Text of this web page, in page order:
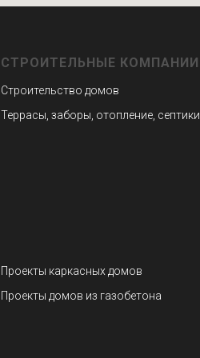
СТРОИТЕЛЬНЫЕ КОМПАНИИ
Строительство домов
Террасы, заборы, отопление, септики
Проекты каркасных домов
Проекты домов из газобетона